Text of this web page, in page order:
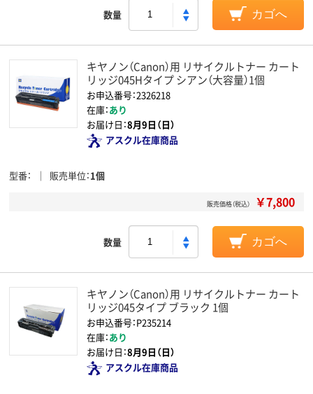
数量 カゴへ
キヤノン（Canon）用 リサイクルトナー カート
リッジ045Hタイプ シアン（大容量）1個
お申込番号：2326218
在庫：あり
お届け日：8月9日（日）
アスクル在庫商品
型番 販売単位 1個
販売価格（税込） ￥7,800
数量 カゴへ
キヤノン（Canon）用 リサイクルトナー カート
リッジ045タイプ ブラック 1個
お申込番号：P235214
在庫：あり
お届け日：8月9日（日）
アスクル在庫商品